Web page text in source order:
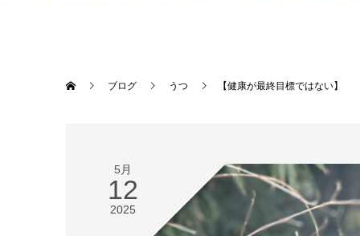
ブログ うつ 【健康が最終目標ではない】
5月
12
2025